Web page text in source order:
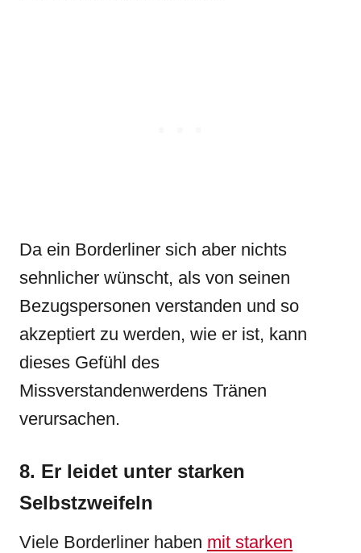
Da ein Borderliner sich aber nichts
sehnlicher wünscht, als von seinen
Bezugspersonen verstanden und so
akzeptiert zu werden, wie er ist, kann
dieses Gefühl des
Missverstandenwerdens Tränen
verursachen.
8. Er leidet unter starken
Selbstzweifeln
Viele Borderliner haben mit starken